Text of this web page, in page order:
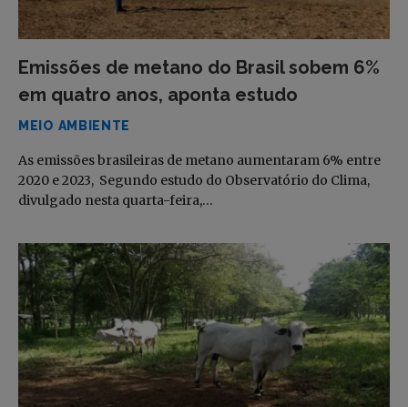
Emissões de metano do Brasil sobem 6%
em quatro anos, aponta estudo
MEIO AMBIENTE
As emissões brasileiras de metano aumentaram 6% entre
2020 e 2023, Segundo estudo do Observatório do Clima,
divulgado nesta quarta-feira,…